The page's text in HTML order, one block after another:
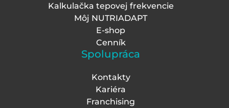
Kalkulačka tepovej frekvencie
Môj NUTRIADAPT
E-shop
Cenník
Spolupráca
Kontakty
Kariéra
Franchising